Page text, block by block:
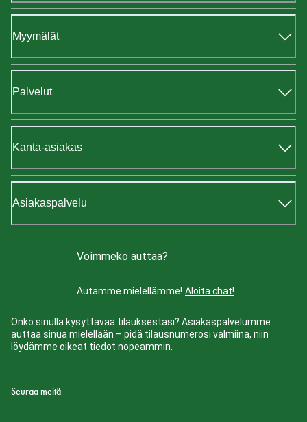
Myymälät
Palvelut
Kanta-asiakas
Asiakaspalvelu
Voimmeko auttaa?
Autamme mielellämme! Aloita chat!
Onko sinulla kysyttävää tilauksestasi? Asiakaspalvelumme
auttaa sinua mielellään – pidä tilausnumerosi valmiina, niin
löydämme oikeat tiedot nopeammin.
Seuraa meitä